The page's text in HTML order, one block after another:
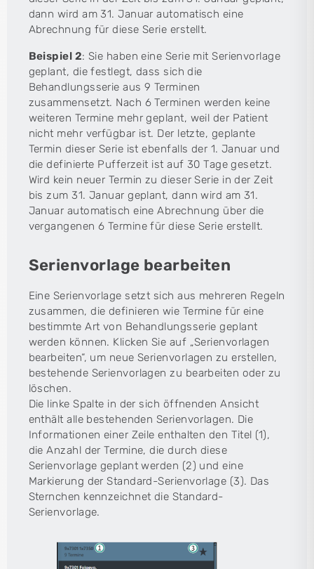
dann wird am 31. Januar automatisch eine
Abrechnung für diese Serie erstellt.
Beispiel 2: Sie haben eine Serie mit Serienvorlage
geplant, die festlegt, dass sich die
Behandlungsserie aus 9 Terminen
zusammensetzt. Nach 6 Terminen werden keine
weiteren Termine mehr geplant, weil der Patient
nicht mehr verfügbar ist. Der letzte, geplante
Termin dieser Serie ist ebenfalls der 1. Januar und
die definierte Pufferzeit ist auf 30 Tage gesetzt.
Wird kein neuer Termin zu dieser Serie in der Zeit
bis zum 31. Januar geplant, dann wird am 31.
Januar automatisch eine Abrechnung über die
vergangenen 6 Termine für diese Serie erstellt.
Serienvorlage bearbeiten
Eine Serienvorlage setzt sich aus mehreren Regeln
zusammen, die definieren wie Termine für eine
bestimmte Art von Behandlungsserie geplant
werden können. Klicken Sie auf „Serienvorlagen
bearbeiten“, um neue Serienvorlagen zu erstellen,
bestehende Serienvorlagen zu bearbeiten oder zu
löschen.
Die linke Spalte in der sich öffnenden Ansicht
enthält alle bestehenden Serienvorlagen. Die
Informationen einer Zeile enthalten den Titel (1),
die Anzahl der Termine, die durch diese
Serienvorlage geplant werden (2) und eine
Markierung der Standard-Serienvorlage (3). Das
Sternchen kennzeichnet die Standard-
Serienvorlage.